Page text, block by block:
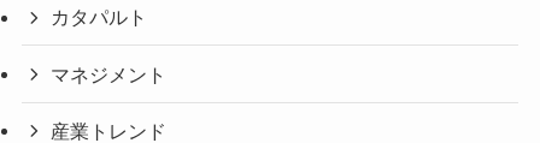
カタパルト
マネジメント
産業トレンド